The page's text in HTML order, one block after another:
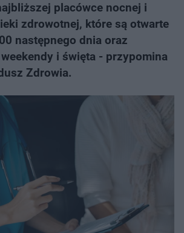
placówce nocnej i
zdrowotnej, które są otwarte
następnego dnia oraz
i święta - przypomina
Zdrowia.